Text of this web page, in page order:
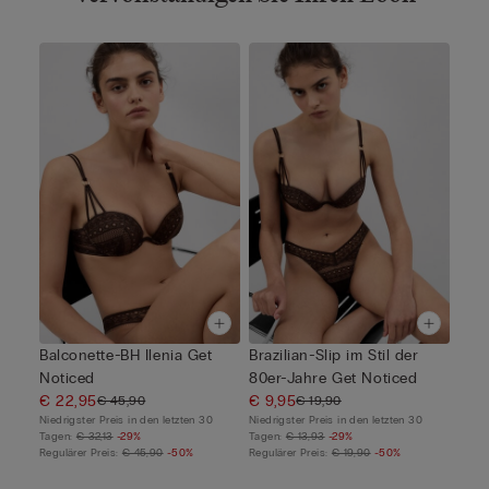
Balconette-BH Ilenia Get
Noticed
€ 22,95€ 45,90
Niedrigster Preis in den letzten 30
Tagen: € 32,13 -29%
Regulärer Preis: € 45,90 -50%
Brazilian-Slip im Stil der
80er-Jahre Get Noticed
€ 9,95€ 19,90
Niedrigster Preis in den letzten 30
Tagen: € 13,93 -29%
Regulärer Preis: € 19,90 -50%